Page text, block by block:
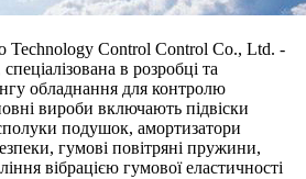
Technology Control Control Co., Ltd. -
в розробці та
обладнання для контролю
вироби включають підвіски
подушок, амортизатори
гумові повітряні пружини,
вібрацією гумової еластичності